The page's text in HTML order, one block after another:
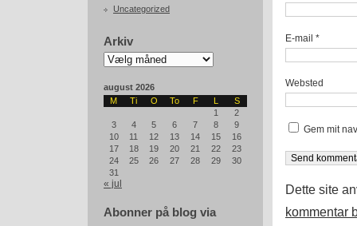
Uncategorized
Arkiv
Arkiv
august 2026
M
Ti O To F L
S
1
2
3
4 5 6 7 8
9
10
11 12 13 14 15
16
17
18 19 20 21 22
23
24
25 26 27 28 29
30
31
« jul
Abonner på blog via
E-mail *
Websted
Gem mit
Dette site
kommentar